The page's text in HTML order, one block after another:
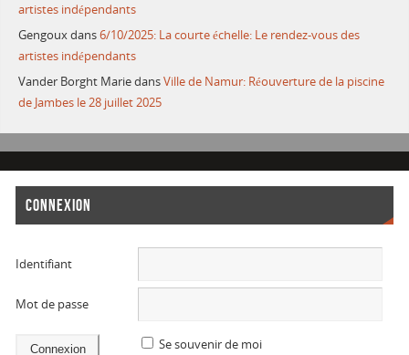
artistes indépendants
Gengouxdans6/10/2025: La courte échelle: Le rendez-vous des
artistes indépendants
Vander Borght MariedansVille de Namur: Réouverture de la piscine
de Jambes le 28 juillet 2025
CONNEXION
Identifiant
Mot de passe
Se souvenir de moi